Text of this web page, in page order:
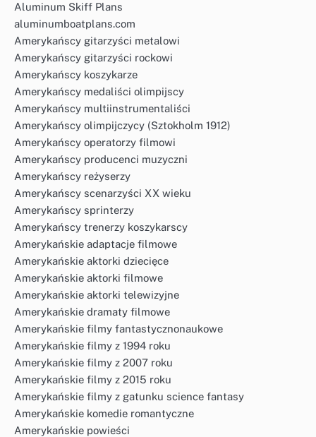
Aluminum Skiff Plans
aluminumboatplans.com
Amerykańscy gitarzyści metalowi
Amerykańscy gitarzyści rockowi
Amerykańscy koszykarze
Amerykańscy medaliści olimpijscy
Amerykańscy multiinstrumentaliści
Amerykańscy olimpijczycy (Sztokholm 1912)
Amerykańscy operatorzy filmowi
Amerykańscy producenci muzyczni
Amerykańscy reżyserzy
Amerykańscy scenarzyści XX wieku
Amerykańscy sprinterzy
Amerykańscy trenerzy koszykarscy
Amerykańskie adaptacje filmowe
Amerykańskie aktorki dziecięce
Amerykańskie aktorki filmowe
Amerykańskie aktorki telewizyjne
Amerykańskie dramaty filmowe
Amerykańskie filmy fantastycznonaukowe
Amerykańskie filmy z 1994 roku
Amerykańskie filmy z 2007 roku
Amerykańskie filmy z 2015 roku
Amerykańskie filmy z gatunku science fantasy
Amerykańskie komedie romantyczne
Amerykańskie powieści